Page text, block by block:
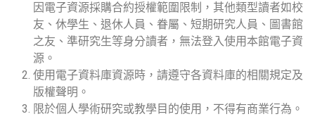
因電子資源採購合約授權範圍限制，其他類型讀者如校
友、休學生、退休人員、眷屬、短期研究人員、圖書館
之友、準研究生等身分讀者，無法登入使用本館電子資
源。
使用電子資料庫資源時，請遵守各資料庫的相關規定及
版權聲明。
限於個人學術研究或教學目的使用，不得有商業行為。